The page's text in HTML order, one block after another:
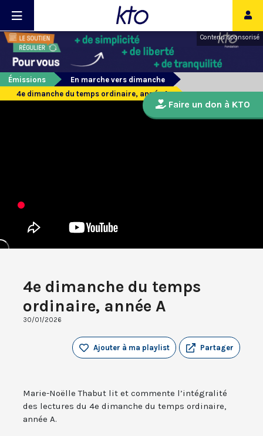
Contenu sponsorisé
Émissions
En marche vers dimanche
4e dimanche du temps ordinaire, année A
4e dimanche du temps
ordinaire, année A
30/01/2026
Partager
Ajouter à ma playlist
Marie-Noëlle Thabut lit et commente l’intégralité
des lectures du 4e dimanche du temps ordinaire,
année A.
Faire un don à KTO